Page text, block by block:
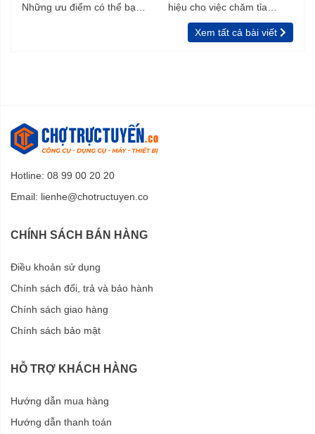
Những ưu điểm có thể bạn
hiệu cho việc chăm tỉa
vườn, rào
Xem tất cả bài viết
Hotline: 08 99 00 20 20
Email: lienhe@chotructuyen.co
CHÍNH SÁCH BÁN HÀNG
Điều khoản sử dụng
Chính sách đổi, trả và bảo hành
Chính sách giao hàng
Chính sách bảo mật
HỖ TRỢ KHÁCH HÀNG
Hướng dẫn mua hàng
Hướng dẫn thanh toán